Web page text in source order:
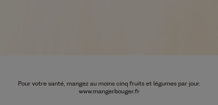
Pour votre santé, mangez au moins cinq fruits et légumes par jour.
www.mangerbouger.fr